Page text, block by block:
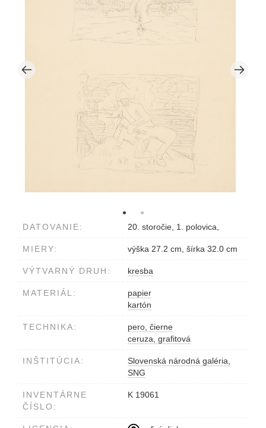
DATOVANIE: 20. storočie, 1. polovica,
MIERY: výška 27.2 cm, šírka 32.0 cm
VÝTVARNÝ DRUH: kresba
MATERIÁL:
papier
kartón
TECHNIKA:
pero, čierne
ceruza, grafitová
INŠTITÚCIA:
Slovenská národná galéria,
SNG
INVENTÁRNE
ČÍSLO:
K 19061